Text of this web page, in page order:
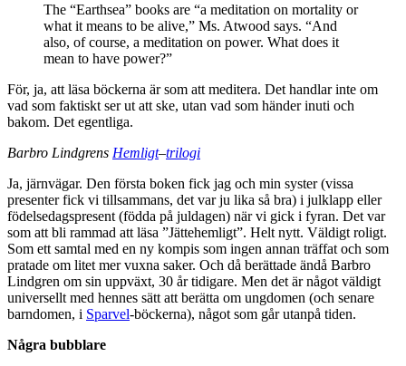
The “Earthsea” books are “a meditation on mortality or
what it means to be alive,” Ms. Atwood says. “And
also, of course, a meditation on power. What does it
mean to have power?”
För, ja, att läsa böckerna är som att meditera. Det handlar inte om
vad som faktiskt ser ut att ske, utan vad som händer inuti och
bakom. Det egentliga.
Barbro Lindgrens Hemligt–trilogi
Ja, järnvägar. Den första boken fick jag och min syster (vissa
presenter fick vi tillsammans, det var ju lika så bra) i julklapp eller
födelsedagspresent (födda på juldagen) när vi gick i fyran. Det var
som att bli rammad att läsa ”Jättehemligt”. Helt nytt. Väldigt roligt.
Som ett samtal med en ny kompis som ingen annan träffat och som
pratade om litet mer vuxna saker. Och då berättade ändå Barbro
Lindgren om sin uppväxt, 30 år tidigare. Men det är något väldigt
universellt med hennes sätt att berätta om ungdomen (och senare
barndomen, i Sparvel-böckerna), något som går utanpå tiden.
Några bubblare